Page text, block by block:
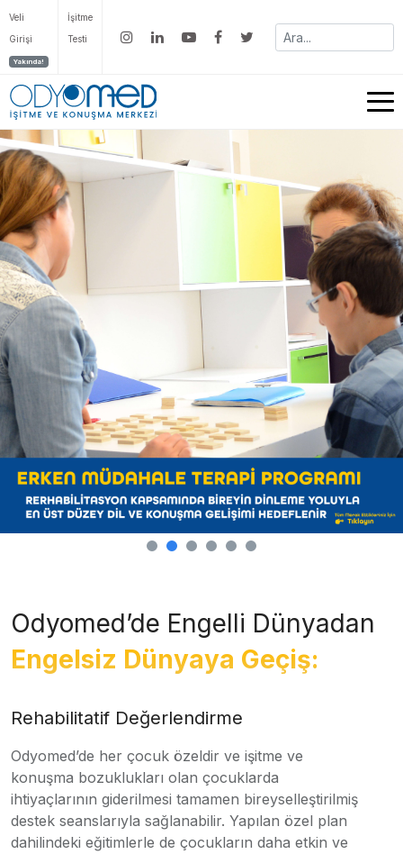
Veli
Girişi
Yakında!
İşitme
Testi
Odyomed’de Engelli Dünyadan
Engelsiz Dünyaya Geçiş:
Rehabilitatif Değerlendirme
Odyomed’de her çocuk özeldir ve işitme ve
konuşma bozuklukları olan çocuklarda
ihtiyaçlarının giderilmesi tamamen bireyselleştirilmiş
destek seanslarıyla sağlanabilir. Yapılan özel plan
dahilindeki eğitimlerle de çocukların daha etkin ve